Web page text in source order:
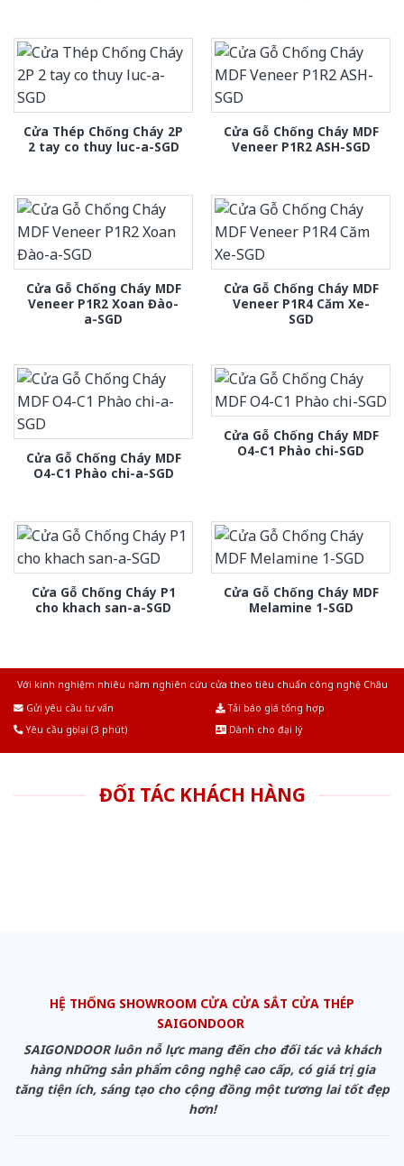
Cửa Thép Chống Cháy 2P
2 tay co thuy luc-a-SGD
Cửa Gỗ Chống Cháy MDF
Veneer P1R2 ASH-SGD
Cửa Gỗ Chống Cháy MDF
Veneer P1R2 Xoan Đào-
a-SGD
Cửa Gỗ Chống Cháy MDF
Veneer P1R4 Căm Xe-
SGD
Cửa Gỗ Chống Cháy MDF
O4-C1 Phào chi-a-SGD
Cửa Gỗ Chống Cháy MDF
O4-C1 Phào chi-SGD
Cửa Gỗ Chống Cháy P1
cho khach san-a-SGD
Cửa Gỗ Chống Cháy MDF
Melamine 1-SGD
Với kinh nghiệm nhiêu năm nghiên cứu cửa theo tiêu chuẩn công nghệ Châu
Gửi yêu cầu tư vấn
Tải báo giá tổng hợp
Yêu cầu gọi lại (3 phút)
Dành cho đại lý
ĐỐI TÁC KHÁCH HÀNG
HỆ THỐNG SHOWROOM CỬA CỬA SẮT CỬA THÉP
SAIGONDOOR
SAIGONDOOR luôn nỗ lực mang đến cho đối tác và khách
hàng những sản phẩm công nghệ cao cấp, có giá trị gia
tăng tiện ích, sáng tạo cho cộng đồng một tương lai tốt đẹp
hơn!